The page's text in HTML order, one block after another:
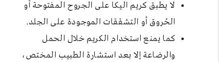
لا يطبق كريم اليكا على الجروح المفتوحة أو
الحُروق أو التشققات الموجودة على الجلد.
كما يمنع استخدام الكريم خلال الحمل
والرضاعة إلا بعد استشارة الطبيب المختص،